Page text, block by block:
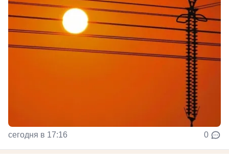
сегодня в 17:16 0